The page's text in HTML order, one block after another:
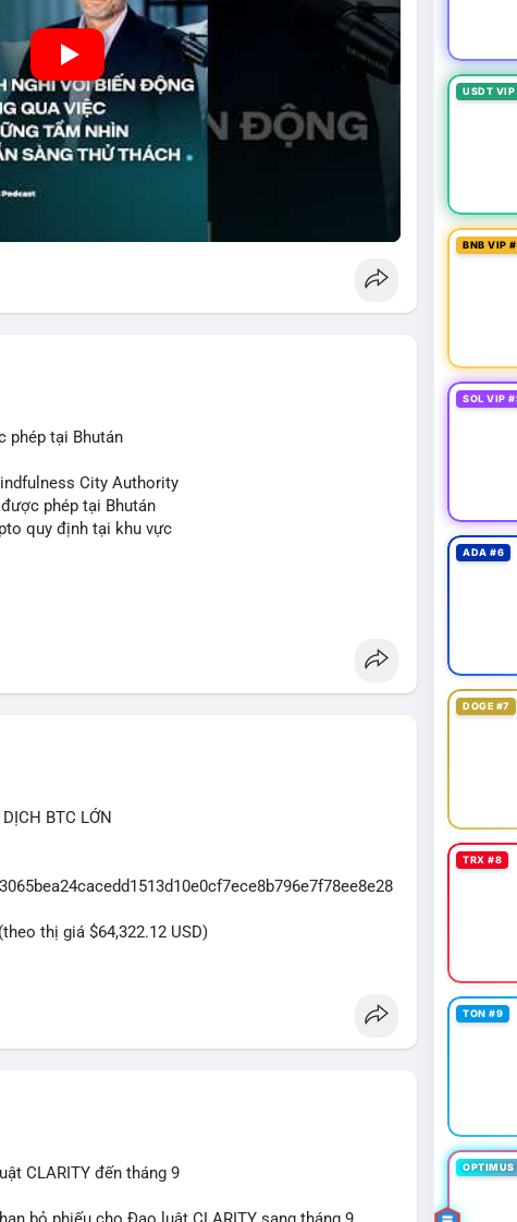
phép tại Bhután
City Authority
phép tại Bhután
quy định tại khu vực
BTC LỚN
thị giá $64,322.12 USD)
CLARITY đến tháng 9
USDT
BNB VIP
SOL VIP
ADA #6
DOGE #7
TRX #8
TON #9
OPTIMUS